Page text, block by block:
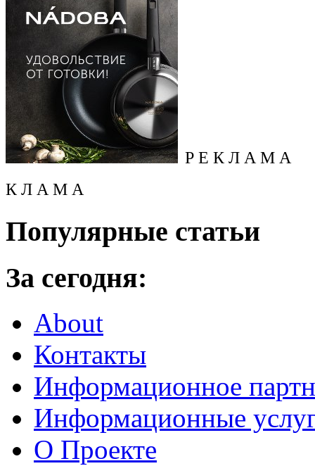
Р Е К Л А М А
К Л А М А
Популярные статьи
За сегодня:
About
Контакты
Информационное
Информационные
О Проекте